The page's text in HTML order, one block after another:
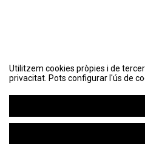
Utilitzem cookies pròpies i de
privacitat. Pots configurar l'ús de